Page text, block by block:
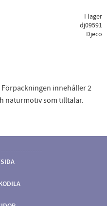
I lager
dj09591
Djeco
innehåller 2
naturmotiv som tilltalar.